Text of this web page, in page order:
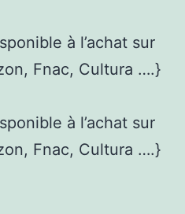
à l’achat sur
Fnac, Cultura ….}
à l’achat sur
Fnac, Cultura ….}